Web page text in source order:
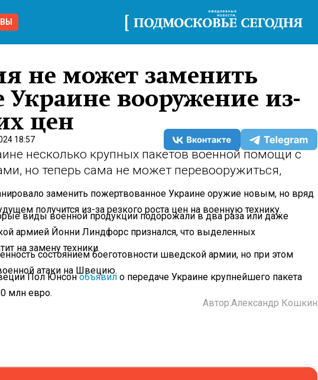
не может заменить
Украине вооружение из-
цен
18:57
несколько крупных пакетов военной помощи с
но теперь сама не может перевооружиться,
заменить пожертвованное Украине оружие новым, но вряд
получится из-за резкого роста цен на военную технику.
виды военной продукции подорожали в два раза или даже
армией Йонни Линдфорс признался, что выделенных
на замену техники.
состоянием боеготовности шведской армии, но при этом
атаки на Швецию.
Пол Юнсонобъявил о передаче Украине крупнейшего пакета
млн евро.
Автор:Александр Кошкин